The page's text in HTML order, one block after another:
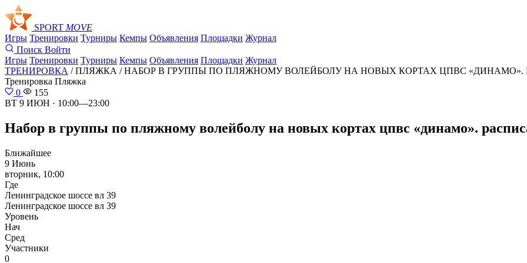
SPORT MOVE
Игры Тренировки Турниры Кемпы Объявления Площадки Журнал
Поиск Войти
Игры Тренировки Турниры Кемпы Объявления Площадки Журнал
ТРЕНИРОВКА / ПЛЯЖКА /НАБОР В ГРУППЫ ПО ПЛЯЖНОМУ ВОЛЕЙБОЛУ НА НОВЫХ КОРТАХ ЦПВС «ДИНАМО».
Тренировка Пляжка
0
155
ВТ 9 ИЮН · 10:00—23:00
Набор в группы по пляжному волейболу на новых кортах цпвс «динамо».
Ближайшее
9 Июнь
вторник, 10:00
Где
Ленинградское шоссе вл 39
Ленинградское шоссе вл 39
Уровень
Нач
Сред
Участники
0